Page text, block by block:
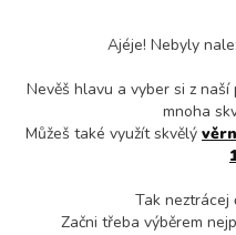
Ajéje! Nebyly
Nevěš hlavu a vyber si z
mnoha
Můžeš také využít skvělý
Tak neztrácej
Začni třeba výběrem